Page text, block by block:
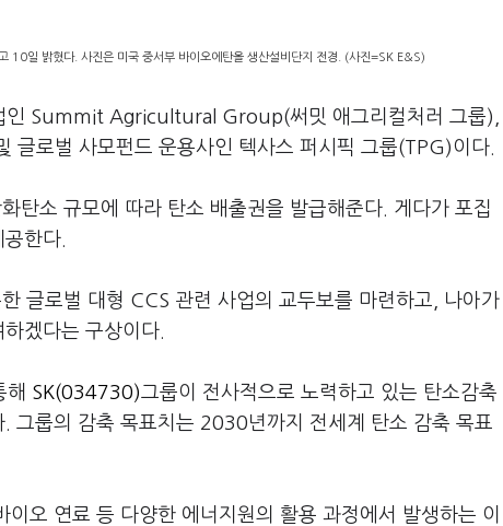
10일 밝혔다. 사진은 미국 중서부 바이오에탄올 생산설비단지 전경. (사진=SK E&S)
인 Summit Agricultural Group(써밋 애그리컬처러 그룹),
글로벌 사모펀드 운용사인 텍사스 퍼시픽 그룹(TPG)이다.
탄소 규모에 따라 탄소 배출권을 발급해준다. 게다가 포집
한다.
글로벌 대형 CCS 관련 사업의 교두보를 마련하고, 나아가
겠다는 구상이다.
해 SK(034730)그룹이 전사적으로 노력하고 있는 탄소감축
그룹의 감축 목표치는 2030년까지 전세계 탄소 감축 목표
오 연료 등 다양한 에너지원의 활용 과정에서 발생하는 이